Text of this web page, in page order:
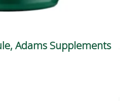
Adams Supplements